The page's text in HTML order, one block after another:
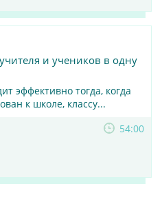
и учеников в одну
эффективно тогда, когда
к школе, классу...
54:00